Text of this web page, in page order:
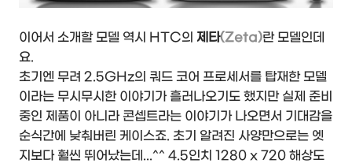
이어서 소개할 모델 역시 HTC의 제타(Zeta)란 모델인데
요.
초기엔 무려 2.5GHz의 쿼드 코어 프로세서를 탑재한 모델
이라는 무시무시한 이야기가 흘러나오기도 했지만 실제 준비
중인 제품이 아니라 콘셉트라는 이야기가 나오면서 기대감을
순식간에 낮춰버린 케이스죠. 초기 알려진 사양만으로는 엣
지보다 훨씬 뛰어났는데...^^ 4.5인치 1280 x 720 해상도